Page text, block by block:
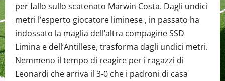
per fallo sullo scatenato Marwin Costa. Dagli undici
metri l’esperto giocatore liminese , in passato ha
indossato la maglia dell’altra compagine SSD
Limina e dell’Antillese, trasforma dagli undici metri.
Nemmeno il tempo di reagire per i ragazzi di
Leonardi che arriva il 3-0 che i padroni di casa